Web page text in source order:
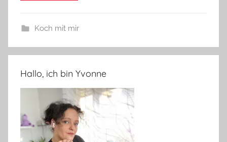
Koch mit mir
Hallo, ich bin Yvonne